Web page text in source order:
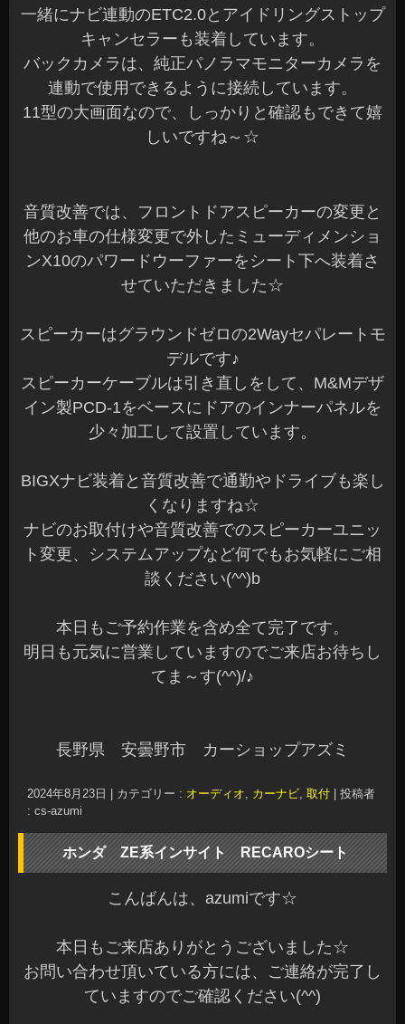
一緒にナビ連動のETC2.0とアイドリングストップ
キャンセラーも装着しています。
バックカメラは、純正パノラマモニターカメラを
連動で使用できるように接続しています。
11型の大画面なので、しっかりと確認もできて嬉
しいですね～☆
音質改善では、フロントドアスピーカーの変更と
他のお車の仕様変更で外したミューディメンショ
ンX10のパワードウーファーをシート下へ装着さ
せていただきました☆
スピーカーはグラウンドゼロの2Wayセパレートモ
デルです♪
スピーカーケーブルは引き直しをして、M&Mデザ
イン製PCD-1をベースにドアのインナーパネルを
少々加工して設置しています。
BIGXナビ装着と音質改善で通勤やドライブも楽し
くなりますね☆
ナビのお取付けや音質改善でのスピーカーユニッ
ト変更、システムアップなど何でもお気軽にご相
談ください(^^)b
本日もご予約作業を含め全て完了です。
明日も元気に営業していますのでご来店お待ちし
てま～す(^^)/♪
長野県 安曇野市 カーショップアズミ
2024年8月23日 カテゴリー : オーディオ, カーナビ, 取付
投稿者
: cs-azumi
ホンダ ZE系インサイト RECAROシート
こんばんは、azumiです☆
本日もご来店ありがとうございました☆
お問い合わせ頂いている方には、ご連絡が完了し
ていますのでご確認ください(^^)